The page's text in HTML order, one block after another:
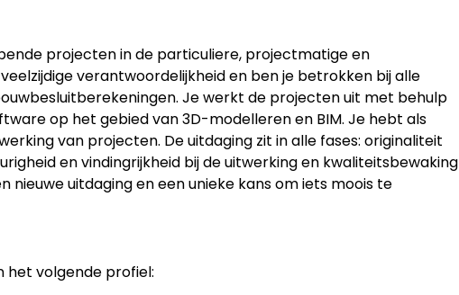
projecten in de particuliere, projectmatige en
verantwoordelijkheid en ben je betrokken bij alle
Je werkt de projecten uit met behulp
op het gebied van 3D-modelleren en BIM. Je hebt als
van projecten. De uitdaging zit in alle fases: originaliteit
en vindingrijkheid bij de uitwerking en kwaliteitsbewaking
uitdaging en een unieke kans om iets moois te
het volgende profiel: